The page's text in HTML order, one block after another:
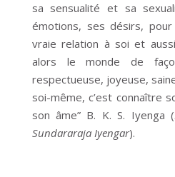
sa sensualité et sa
émotions, ses désirs,
vraie relation à soi et
alors le monde de
respectueuse, joyeuse,
soi-même, c’est connaître
son âme” B. K. S. Iyenga (
Sundararaja Iyengar).